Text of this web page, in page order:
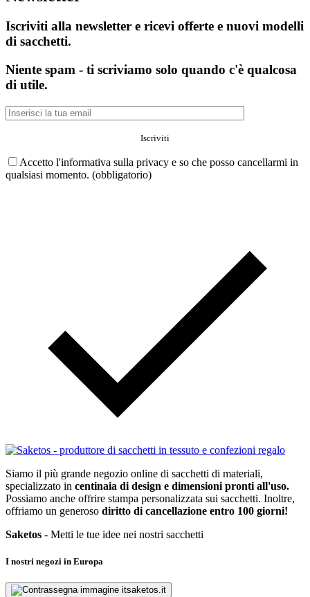
Iscriviti alla newsletter e ricevi offerte e nuovi modelli
di sacchetti.
Niente spam - ti scriviamo solo quando c'è qualcosa
di utile.
Accetto l'informativa sulla privacy e so che posso cancellarmi in
qualsiasi momento. (obbligatorio)
Siamo il più grande negozio online di sacchetti di materiali,
specializzato in centinaia di design e dimensioni pronti all'uso.
Possiamo anche offrire stampa personalizzata sui sacchetti. Inoltre,
offriamo un generoso diritto di cancellazione entro 100 giorni!
Saketos - Metti le tue idee nei nostri sacchetti
I nostri negozi in Europa
saketos.it